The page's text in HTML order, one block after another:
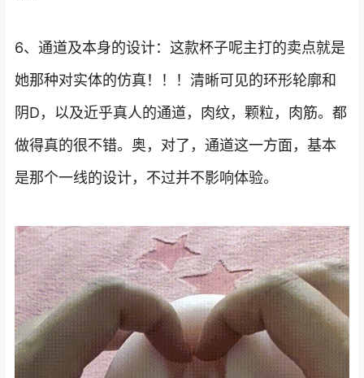
6、通道及本身的设计：这款杯子呢主打的卖点就是
她那种对实体的仿真！！！清晰可见的环形轮廓和
阴D，以及近乎真人的通道，肉纹，颗粒，肉筋。都
做得真的很不错。奥，对了，通道这一方面，基本
是那个一线的设计，不过并不影响体验。